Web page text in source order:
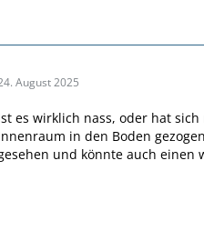
August 2025
es wirklich nass, oder hat
in den Boden
und könnte auch einen